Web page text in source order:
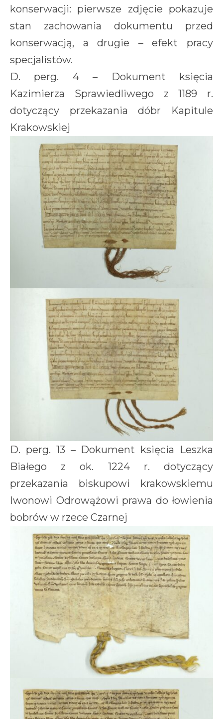
konserwacji: pierwsze zdjęcie pokazuje
stan zachowania dokumentu przed
konserwacją, a drugie – efekt pracy
specjalistów.
D. perg. 4 – Dokument księcia
Kazimierza Sprawiedliwego z 1189 r.
dotyczący przekazania dóbr Kapitule
Krakowskiej
D. perg. 13 – Dokument księcia Leszka
Białego z ok. 1224 r. dotyczący
przekazania biskupowi krakowskiemu
Iwonowi Odrowążowi prawa do łowienia
bobrów w rzece Czarnej